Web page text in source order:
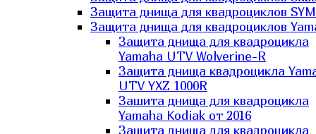
Защита днища для квадроциклов SYM
Защита днища для квадроциклов
Защита днища для квадроцикла
Yamaha UTV Wolverine-R
Защита днища квадроцикла
UTV YXZ 1000R
Зашита днища для квадроцикла
Yamaha Kodiak от 2016
Защита днища для квадроцикла